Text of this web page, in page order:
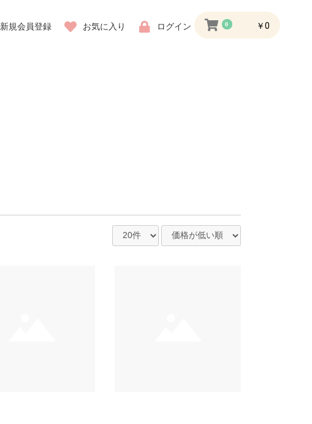
新規会員登録 お気に入り ログイン 0 ￥0